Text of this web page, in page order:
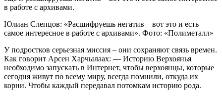
в работе с архивами.
Юлиан Слепцов: «Расшифруешь негатив – вот это и есть
самое интересное в работе с архивами». Фото: «Полиметалл»
У подростков серьезная миссия – они сохраняют связь времен.
Как говорит Арсен Харчылаах: — Историю Верхоянья
необходимо запускать в Интернет, чтобы верхоянцы, которые
сегодня живут по всему миру, всегда помнили, откуда их
корни. Чтобы каждый передавал потомкам историю рода.